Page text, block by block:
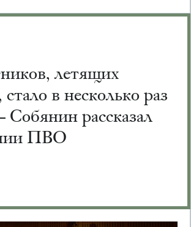
летящих
в несколько раз
рассказал
ПВО